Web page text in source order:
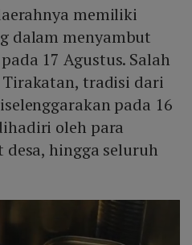
memiliki
dalam menyambut
17 Agustus. Salah
tradisi dari
pada 16
oleh para
desa, hingga seluruh